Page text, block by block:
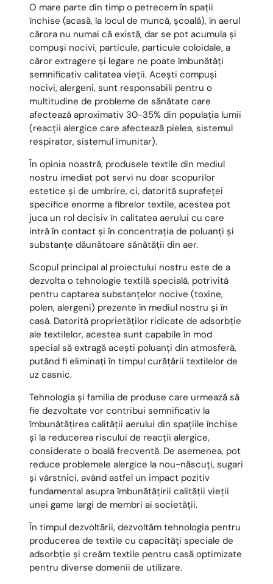
O mare parte din timp o petrecem în spații
închise (acasă, la locul de muncă, școală), în aerul
cărora nu numai că există, dar se pot acumula și
compuși nocivi, particule, particule coloidale, a
căror extragere și legare ne poate îmbunătăți
semnificativ calitatea vieții. Acești compuși
nocivi, alergeni, sunt responsabili pentru o
multitudine de probleme de sănătate care
afectează aproximativ 30-35% din populația lumii
(reacții alergice care afectează pielea, sistemul
respirator, sistemul imunitar).
În opinia noastră, produsele textile din mediul
nostru imediat pot servi nu doar scopurilor
estetice și de umbrire, ci, datorită suprafeței
specifice enorme a fibrelor textile, acestea pot
juca un rol decisiv în calitatea aerului cu care
intră în contact și în concentrația de poluanți și
substanțe dăunătoare sănătății din aer.
Scopul principal al proiectului nostru este de a
dezvolta o tehnologie textilă specială, potrivită
pentru captarea substanțelor nocive (toxine,
polen, alergeni) prezente în mediul nostru și în
casă. Datorită proprietăților ridicate de adsorbție
ale textilelor, acestea sunt capabile în mod
special să extragă acești poluanți din atmosferă,
putând fi eliminați în timpul curățării textilelor de
uz casnic.
Tehnologia și familia de produse care urmează să
fie dezvoltate vor contribui semnificativ la
îmbunătățirea calității aerului din spațiile închise
și la reducerea riscului de reacții alergice,
considerate o boală frecventă. De asemenea, pot
reduce problemele alergice la nou-născuți, sugari
și vârstnici, având astfel un impact pozitiv
fundamental asupra îmbunătățirii calității vieții
unei game largi de membri ai societății.
În timpul dezvoltării, dezvoltăm tehnologia pentru
producerea de textile cu capacități speciale de
adsorbție și creăm textile pentru casă optimizate
pentru diverse domenii de utilizare.